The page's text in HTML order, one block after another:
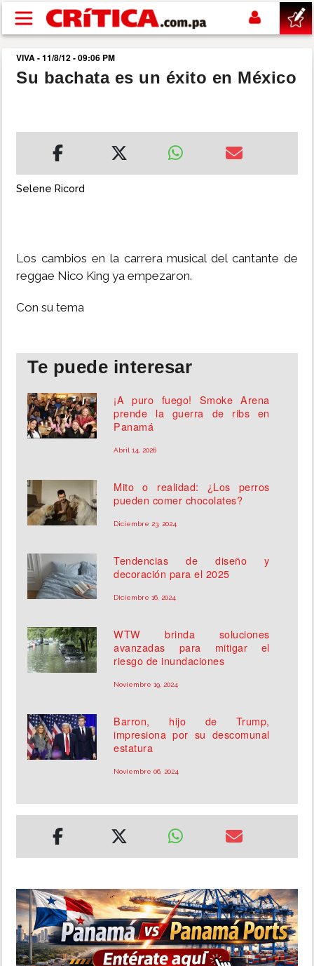
Pasar al contenido principal
buscar
DEPORTES
MULTIMEDIA
IMPRESO
VIVA - 11/8/12 - 09:06 PM
Su bachata es un éxito en México
Selene Ricord
Los cambios en la carrera musical del cantante de
reggae Nico King ya empezaron.
Con su tema
Te puede interesar
¡A puro fuego! Smoke Arena
prende la guerra de ribs en
Panamá
Abril 14, 2026
Mito o realidad: ¿Los perros
pueden comer chocolates?
Diciembre 23, 2024
Tendencias de diseño y
decoración para el 2025
Diciembre 16, 2024
WTW brinda soluciones
avanzadas para mitigar el
riesgo de inundaciones
Noviembre 19, 2024
Barron, hijo de Trump,
impresiona por su descomunal
estatura
Noviembre 06, 2024